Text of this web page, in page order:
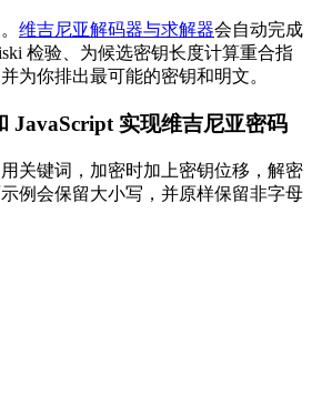
维吉尼亚解码器与求解器会自动完成
检验、为候选密钥长度计算重合指
为你排出最可能的密钥和明文。
JavaScript 实现维吉尼亚密码
关键词，加密时加上密钥位移，解密
例会保留大小写，并原样保留非字母